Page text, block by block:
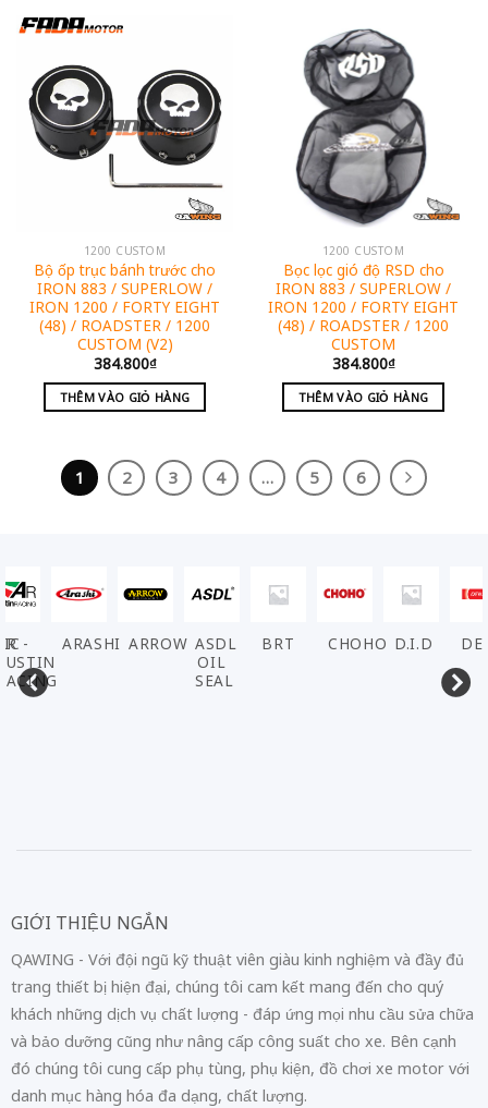
1200 CUSTOM
Bộ ốp trục bánh trước cho
IRON 883 / SUPERLOW /
IRON 1200 / FORTY EIGHT
(48) / ROADSTER / 1200
CUSTOM (V2)
384.800₫
THÊM VÀO GIỎ HÀNG
1200 CUSTOM
Bọc lọc gió độ RSD cho
IRON 883 / SUPERLOW /
IRON 1200 / FORTY EIGHT
(48) / ROADSTER / 1200
CUSTOM
384.800₫
THÊM VÀO GIỎ HÀNG
1 2 3 4 … 5 6
-
ARASHI ARROW ASDL
OIL
SEAL
BRT CHOHO D.I.D
GIỚI THIỆU NGẮN
QAWING - Với đội ngũ kỹ thuật viên giàu kinh nghiệm và đầy đủ
trang thiết bị hiện đại, chúng tôi cam kết mang đến cho quý
khách những dịch vụ chất lượng - đáp ứng mọi nhu cầu sửa chữa
và bảo dưỡng cũng như nâng cấp công suất cho xe. Bên cạnh
đó chúng tôi cung cấp phụ tùng, phụ kiện, đồ chơi xe motor với
danh mục hàng hóa đa dạng, chất lượng.